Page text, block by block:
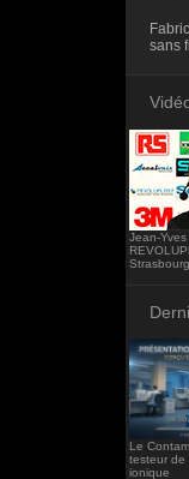
sans
Jean-Yves
Le
testeur de
ionique